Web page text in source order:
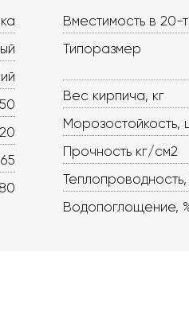
65
Вместимость в 20-
Типоразмер
Вес кирпича, кг
Морозостойкость,
Прочность кг/см2
Водопоглощение,